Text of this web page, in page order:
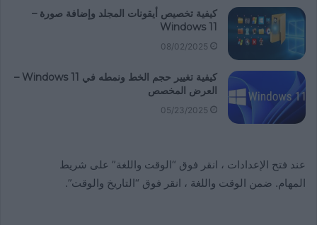
كيفية تخصيص أيقونات المجلد وإضافة صورة –
Windows 11
08/02/2025
كيفية تغيير حجم الخط ونمطه في Windows 11 –
العرض المخصص
05/23/2025
عند فتح الإعدادات ، انقر فوق “الوقت واللغة” على شريط
المهام. ضمن الوقت واللغة ، انقر فوق “التاريخ والوقت”.